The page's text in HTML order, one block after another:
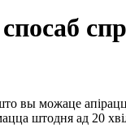
вы можаце
штодня ад 20